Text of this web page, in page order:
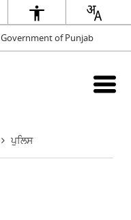
Government of Punjab
ਪੁਲਿਸ